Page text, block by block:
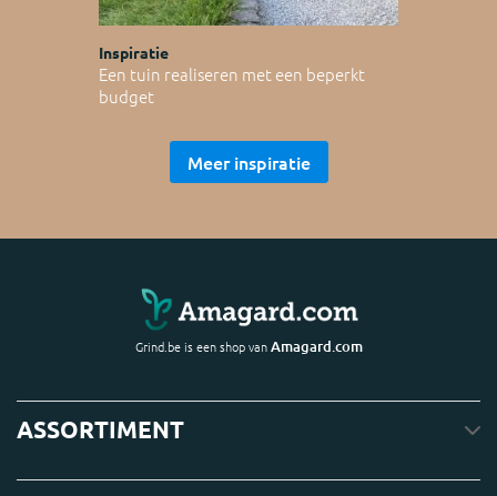
Inspiratie
Een tuin realiseren met een beperkt
budget
Meer inspiratie
Grind.be is een shop vanAmagard.com
ASSORTIMENT